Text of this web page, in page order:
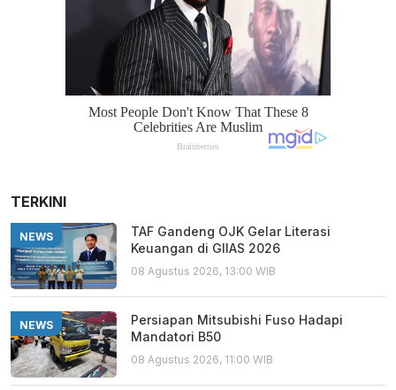
TERKINI
NEWS
TAF Gandeng OJK Gelar Literasi
Keuangan di GIIAS 2026
08 Agustus 2026, 13:00 WIB
NEWS
Persiapan Mitsubishi Fuso Hadapi
Mandatori B50
08 Agustus 2026, 11:00 WIB